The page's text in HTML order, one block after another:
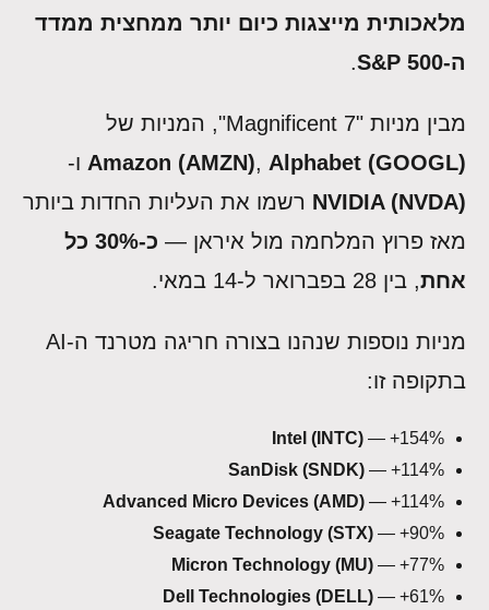
מלאכותית מייצגות כיום יותר ממחצית ממדד
ה-S&P 500
.
מבין מניות "Magnificent 7", המניות של
Amazon (AMZN), Alphabet (GOOGL)
ו-
NVIDIA (NVDA) רשמו את העליות החדות ביותר
מאז פרוץ המלחמה מול איראן —
כ-30% כל
אחת, בין 28 בפברואר ל-14 במאי.
מניות נוספות שנהנו בצורה חריגה מטרנד ה-AI
בתקופה זו:
Intel (INTC) — ‎+154%
SanDisk (SNDK) — ‎+114%
Advanced Micro Devices (AMD) — ‎+114%
Seagate Technology (STX) — ‎+90%
Micron Technology (MU) — ‎+77%
Dell Technologies (DELL) — ‎+61%